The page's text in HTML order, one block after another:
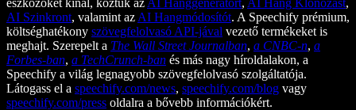
AI Szinkront, valamint az AI Hangmódosítót. A Speechify prémium,
költséghatékony szövegfelolvasó API-jával vezető termékeket is
meghajt. Szerepelt a The Wall Street Journalban, a CNBC-n, a
Forbes-ban, a TechCrunch-ban és más nagy híroldalakon, a
Speechify a világ legnagyobb szövegfelolvasó szolgáltatója.
Látogass el a speechify.com/news, speechify.com/blog vagy
speechify.com/press oldalra a bővebb információkért.